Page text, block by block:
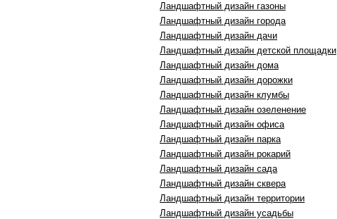
Ландшафтный дизайн газоны
Ландшафтный дизайн города
Ландшафтный дизайн дачи
Ландшафтный дизайн детской площадки
Ландшафтный дизайн дома
Ландшафтный дизайн дорожки
Ландшафтный дизайн клумбы
Ландшафтный дизайн озеленение
Ландшафтный дизайн офиса
Ландшафтный дизайн парка
Ландшафтный дизайн рокарий
Ландшафтный дизайн сада
Ландшафтный дизайн сквера
Ландшафтный дизайн территории
Ландшафтный дизайн усадьбы